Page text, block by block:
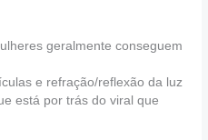
geralmente conseguem
e refração/reflexão da luz
está por trás do viral que